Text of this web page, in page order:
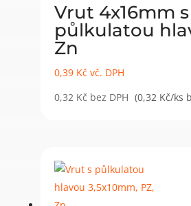
Vrut 4x16mm s
půlkulatou
Zn
0,39 Kč vč. DPH
0,32 Kč bez DPH (0,32 Kč/ks